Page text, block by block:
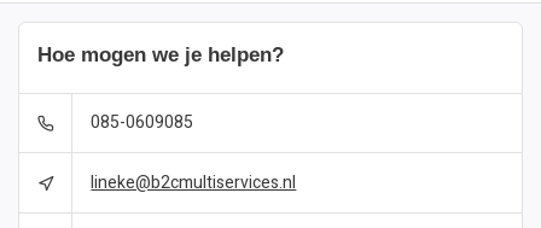
Hoe mogen we je helpen?
085-0609085
lineke@b2cmultiservices.nl